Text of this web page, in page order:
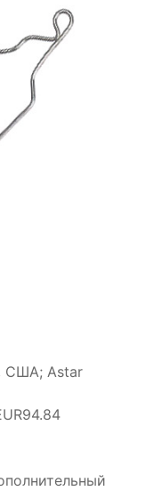
США; Astar